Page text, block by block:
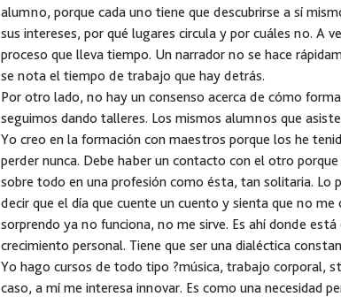
alumno, porque cada uno tiene que descubrirse a sí
sus intereses, por qué lugares circula y por cuáles no. A
proceso que lleva tiempo. Un narrador no se hace
se nota el tiempo de trabajo que hay detrás.
Por otro lado, no hay un consenso acerca de cómo
seguimos dando talleres. Los mismos alumnos que
Yo creo en la formación con maestros porque los he
perder nunca. Debe haber un contacto con el otro
sobre todo en una profesión como ésta, tan solitaria. Lo
decir que el día que cuente un cuento y sienta que no
sorprendo ya no funciona, no me sirve. Es ahí donde
crecimiento personal. Tiene que ser una dialéctica
Yo hago cursos de todo tipo ?música, trabajo corporal,
caso, a mí me interesa innovar. Es como una necesidad